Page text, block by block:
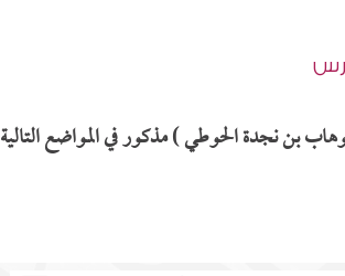
بن نجدة الحوطي ) مذكور في المواضع التالية